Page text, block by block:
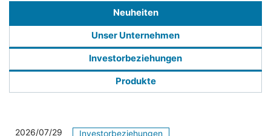
Neuheiten
Unser Unternehmen
Investorbeziehungen
Produkte
2026/07/29
Investorbeziehungen